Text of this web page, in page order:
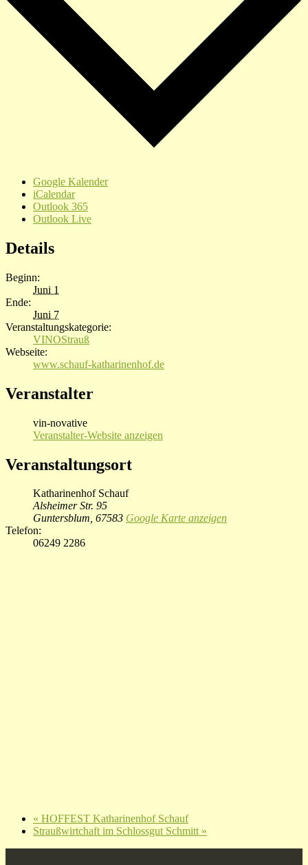
Google Kalender
iCalendar
Outlook 365
Outlook Live
Details
Beginn:
Juni 1
Ende:
Juni 7
Veranstaltungskategorie:
VINOStrauß
Webseite:
www.schauf-katharinenhof.de
Veranstalter
vin-novative
Veranstalter-Website anzeigen
Veranstaltungsort
Katharinenhof Schauf
Alsheimer Str. 95
Guntersblum, 67583 Google Karte anzeigen
Telefon:
06249 2286
« HOFFEST Katharinenhof Schauf
Straußwirtchaft im Schlossgut Schmitt »